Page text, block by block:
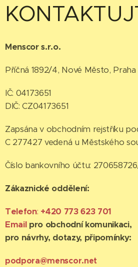
Menscor s.r.o.
Příčná 1892/4, Nové Město, Praha
IČ: 04173651
DIČ: CZ04173651
Zapsána v obchodním rejstříku
C 277427 vedená u Městského
Číslo bankovního účtu:
Zákaznické oddělení:
Telefon: +420 773 623 701
Email pro obchodní komunikaci,
pro návrhy, dotazy, připomínky:
podpora@menscor.net